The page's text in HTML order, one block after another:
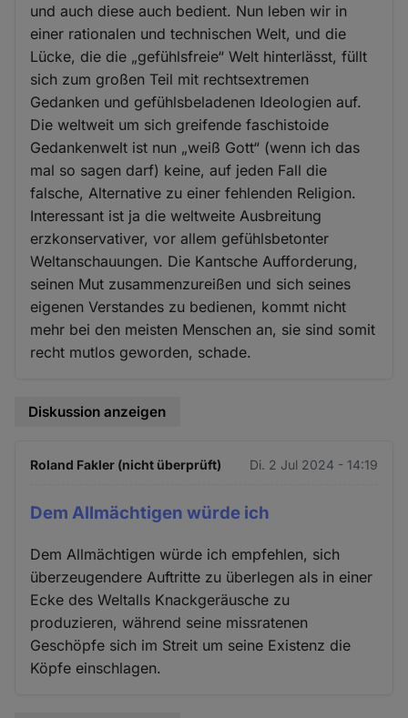
und auch diese auch bedient. Nun leben wir in
einer rationalen und technischen Welt, und die
Lücke, die die „gefühlsfreie“ Welt hinterlässt, füllt
sich zum großen Teil mit rechtsextremen
Gedanken und gefühlsbeladenen Ideologien auf.
Die weltweit um sich greifende faschistoide
Gedankenwelt ist nun „weiß Gott“ (wenn ich das
mal so sagen darf) keine, auf jeden Fall die
falsche, Alternative zu einer fehlenden Religion.
Interessant ist ja die weltweite Ausbreitung
erzkonservativer, vor allem gefühlsbetonter
Weltanschauungen. Die Kantsche Aufforderung,
seinen Mut zusammenzureißen und sich seines
eigenen Verstandes zu bedienen, kommt nicht
mehr bei den meisten Menschen an, sie sind somit
recht mutlos geworden, schade.
Diskussion anzeigen
Roland Fakler (nicht überprüft) Di. 2 Jul 2024 - 14:19
Dem Allmächtigen würde ich
Dem Allmächtigen würde ich empfehlen, sich
überzeugendere Auftritte zu überlegen als in einer
Ecke des Weltalls Knackgeräusche zu
produzieren, während seine missratenen
Geschöpfe sich im Streit um seine Existenz die
Köpfe einschlagen.